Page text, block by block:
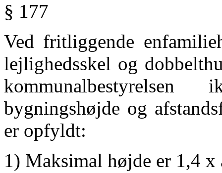
§ 177
Ved fritliggende
lejlighedsskel og
bygningshøjde og
er opfyldt:
1) Maksimal højde er 1,4